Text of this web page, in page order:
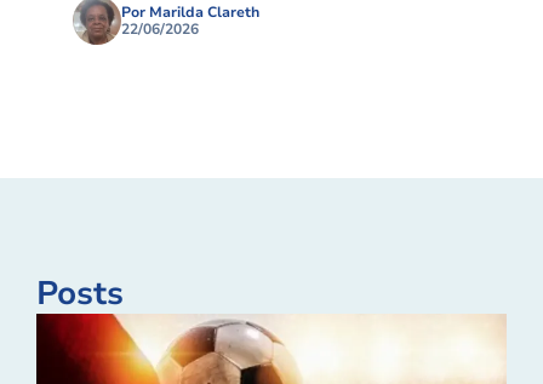
Por Marilda Clareth
22/06/2026
Posts